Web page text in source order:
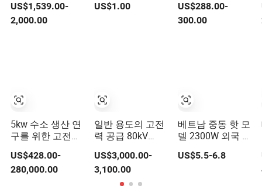
230VAC-P300-
60K-2U
US$1,539.00-
2,000.00
5kw 수소 생산 연
구를 위한 고전압
직류 전원 공급 장
치
US$428.00-
280,000.00
급 장치
US$1.00
일반 용도의 고전
력 공급 80kV
100W 영국 기술
LAS-230VAC-
P100-80K-2U
US$3,000.00-
3,100.00
에너지 저장 장치
야외용
US$288.00-
300.00
베트남 중동 핫 모
델 2300W 외국 무
역 맞춤형 모델 고
출력 호텔 공급
US$5.5-6.8